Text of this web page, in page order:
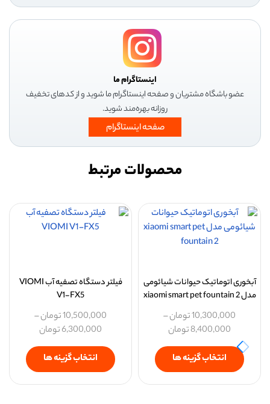
اینستاگرام ما
عضو باشگاه مشتریان و صفحه اینستاگرام ما شوید و از کدهای تخفیف
روزانه بهره‌مند شوید.
صفحه اینستاگرام
محصولات مرتبط
آبخوری اتوماتیک حیوانات شیائومی
مدل xiaomi smart pet fountain 2
10,300,000تومان–
8,400,000تومان
انتخاب گزینه ها
فیلتر دستگاه تصفیه آب VIOMI
V1-FX5
10,500,000تومان–
6,300,000تومان
انتخاب گزینه ها